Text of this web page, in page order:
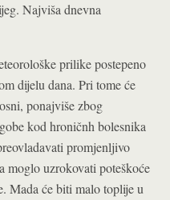
Najviša dnevna
prilike postepeno
dijelu dana. Pri tome će
ponajviše zbog
kod hroničnh bolesnika
promjenljivo
moglo uzrokovati poteškoće
Mada će biti malo toplije u